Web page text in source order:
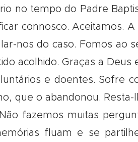
no tempo do Padre
connosco. Aceitamos.
nos do caso. Fomos ao
acolhido. Graças a Deus
e doentes. Sofre
que o abandonou.
fazemos muitas
fluam e se